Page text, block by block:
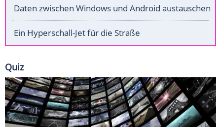
Daten zwischen Windows und Android austauschen
Ein Hyperschall-Jet für die Straße
Quiz